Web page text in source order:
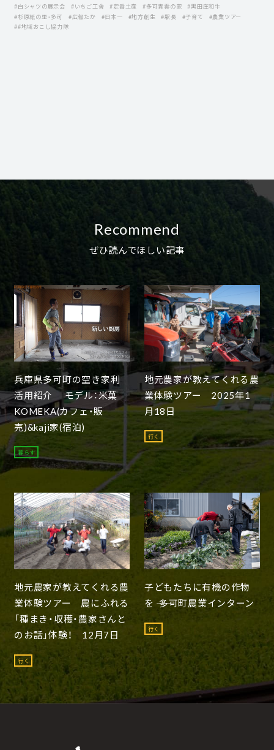
#白シャツの展示会
#いちご工舎 #定番土産 #多可青雲の家
#黒田庄和牛
#杉原紙の里・多可
#広報たか #日本一 #地方創生 #駅長 #子育て
#農業ツアー
##地域おこし協力隊
Recommend
ぜひ読んでほしい記事
兵庫県多可町の空き家利
活用紹介 モデル：米菓
KOMEKA(カフェ・販
売)&kaji家(宿泊)
暮らす
地元農家が教えてくれる農
業体験ツアー 2025年1
月18日
行く
地元農家が教えてくれる農
業体験ツアー 農にふれる
「種まき・収穫・農家さんと
のお話」体験！ 12月7日
行く
子どもたちに有機の作物
を ―― 多可町農業インターン
行く